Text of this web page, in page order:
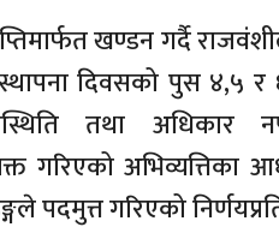
खण्डन गर्दै
दिवसको पुस ४,५ र ६
तथा अधिकार
गरिएको अभिव्यत्तिका
पदमुत्त गरिएको